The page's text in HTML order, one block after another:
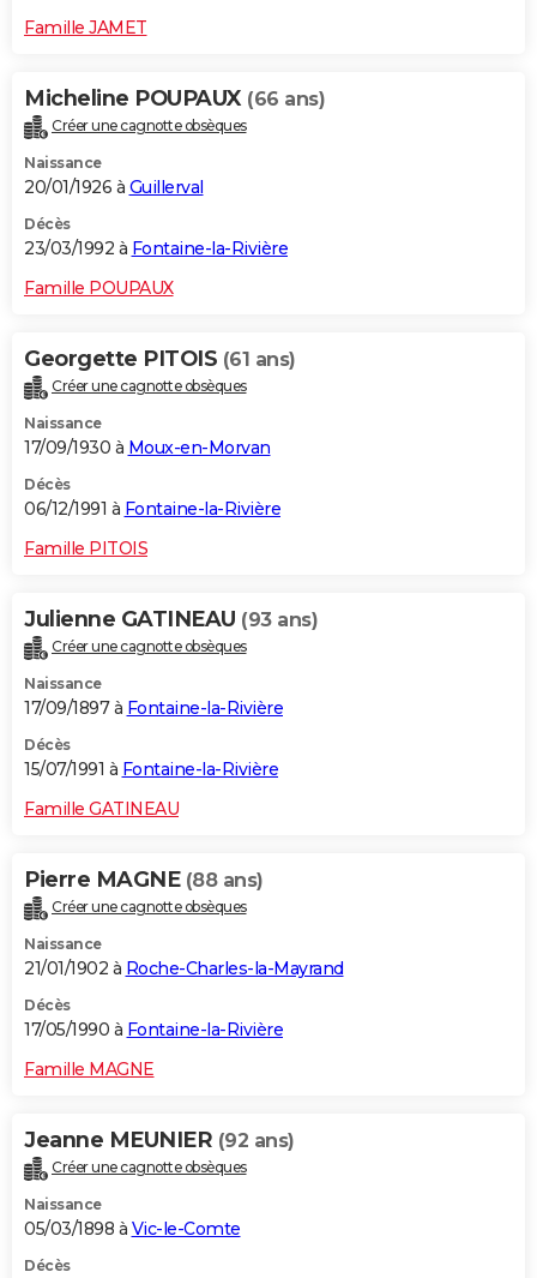
Famille JAMET
Micheline POUPAUX (66 ans)
Créer une cagnotte obsèques
Naissance
20/01/1926 à Guillerval
Décès
23/03/1992 à Fontaine-la-Rivière
Famille POUPAUX
Georgette PITOIS (61 ans)
Créer une cagnotte obsèques
Naissance
17/09/1930 à Moux-en-Morvan
Décès
06/12/1991 à Fontaine-la-Rivière
Famille PITOIS
Julienne GATINEAU (93 ans)
Créer une cagnotte obsèques
Naissance
17/09/1897 à Fontaine-la-Rivière
Décès
15/07/1991 à Fontaine-la-Rivière
Famille GATINEAU
Pierre MAGNE (88 ans)
Créer une cagnotte obsèques
Naissance
21/01/1902 à Roche-Charles-la-Mayrand
Décès
17/05/1990 à Fontaine-la-Rivière
Famille MAGNE
Jeanne MEUNIER (92 ans)
Créer une cagnotte obsèques
Naissance
05/03/1898 à Vic-le-Comte
Décès